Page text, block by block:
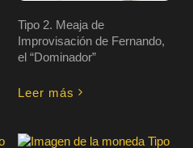
Tipo 2. Meaja de
Improvisación de Fernando,
el “Dominador”
Leer más